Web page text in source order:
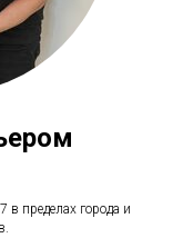
в пределах города и